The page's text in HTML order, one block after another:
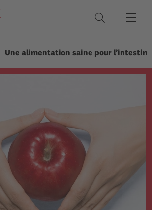
Termes de
Une alimentation saine pour l’intestin